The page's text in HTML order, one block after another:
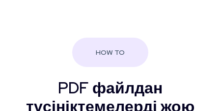
HOW TO
PDF файлдан
түсініктемелерді жою